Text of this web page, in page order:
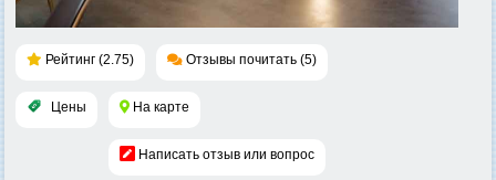
Рейтинг (2.75) Отзывы почитать (5)
Цены На карте
Написать отзыв или вопрос